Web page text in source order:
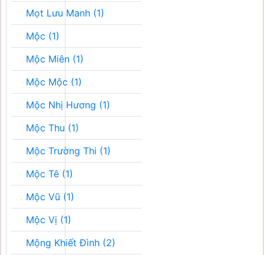
Mọt Lưu Manh (1)
Mộc (1)
Mộc Miên (1)
Mộc Mộc (1)
Mộc Nhị Hương (1)
Mộc Thu (1)
Mộc Trường Thi (1)
Mộc Tê (1)
Mộc Vũ (1)
Mộc Vị (1)
Mộng Khiết Đình (2)